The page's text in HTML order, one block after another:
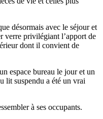
désormais avec le séjour et
verre privilégiant l’apport de
dont il convient de
espace bureau le jour et un
lit suspendu a été un vrai
à ses occupants.